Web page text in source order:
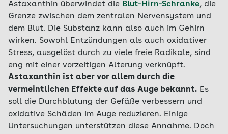
Astaxanthin überwindet die Blut-Hirn-Schranke, die
Grenze zwischen dem zentralen Nervensystem und
dem Blut. Die Substanz kann also auch im Gehirn
wirken. Sowohl Entzündungen als auch oxidativer
Stress, ausgelöst durch zu viele freie Radikale, sind
eng mit einer vorzeitigen Alterung verknüpft.
Astaxanthin ist aber vor allem durch die
vermeintlichen Effekte auf das Auge bekannt. Es
soll die Durchblutung der Gefäße verbessern und
oxidative Schäden im Auge reduzieren. Einige
Untersuchungen unterstützen diese Annahme. Doch